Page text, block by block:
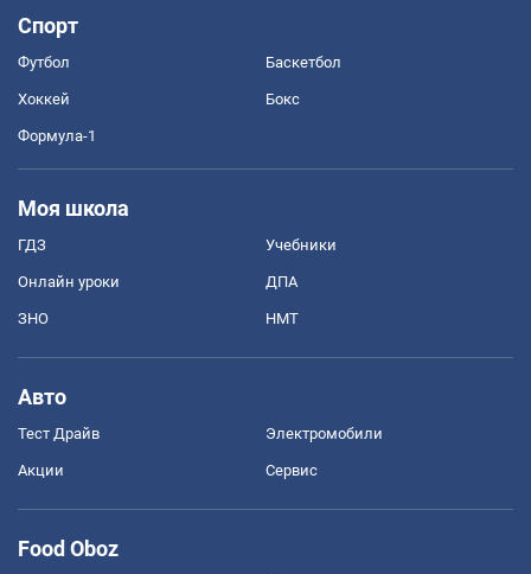
Спорт
Футбол Баскетбол
Хоккей Бокс
Формула-1
Моя школа
ГДЗ Учебники
Онлайн уроки ДПА
ЗНО НМТ
Авто
Тест Драйв Электромобили
Акции Сервис
Food Oboz